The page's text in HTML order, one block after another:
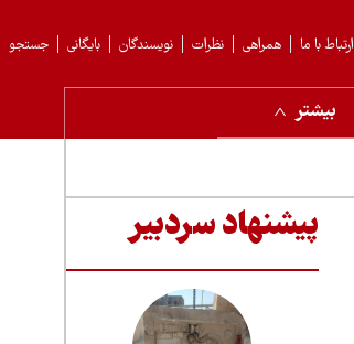
جستجو بایگانی نویسندگان نظرات همراهی ارتباط با ما
بیشتر
پیشنهاد سردبیر